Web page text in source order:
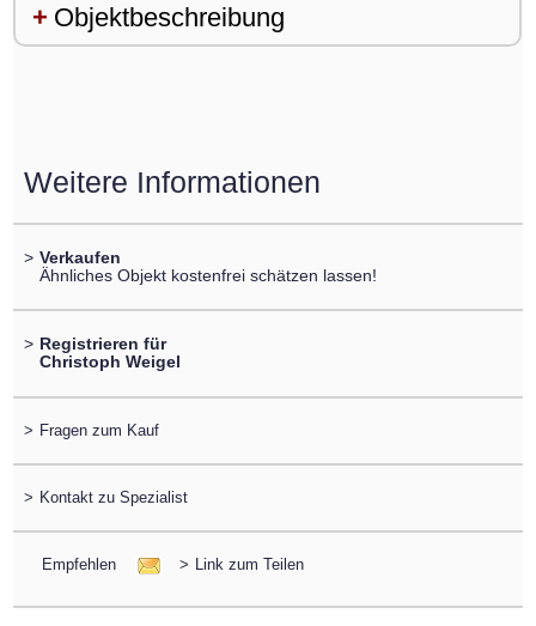
Objektbeschreibung
Weitere Informationen
> Verkaufen
Ähnliches Objekt kostenfrei schätzen lassen!
> Registrieren für
Christoph Weigel
> Fragen zum Kauf
> Kontakt zu Spezialist
Empfehlen > Link zum Teilen